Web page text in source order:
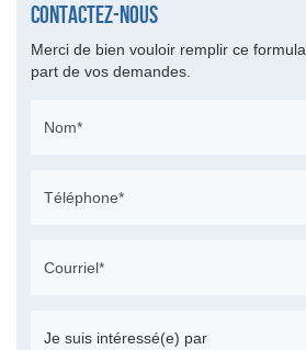
Contactez-nous
Merci de bien vouloir remplir ce
part de vos demandes.